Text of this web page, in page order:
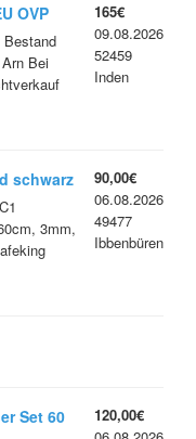
OVP
Bestand
Bei
165€
09.08.2026
52459
Inden
schwarz
3mm,
90,00€
06.08.2026
49477
Ibbenbüren
Set 60
120,00€